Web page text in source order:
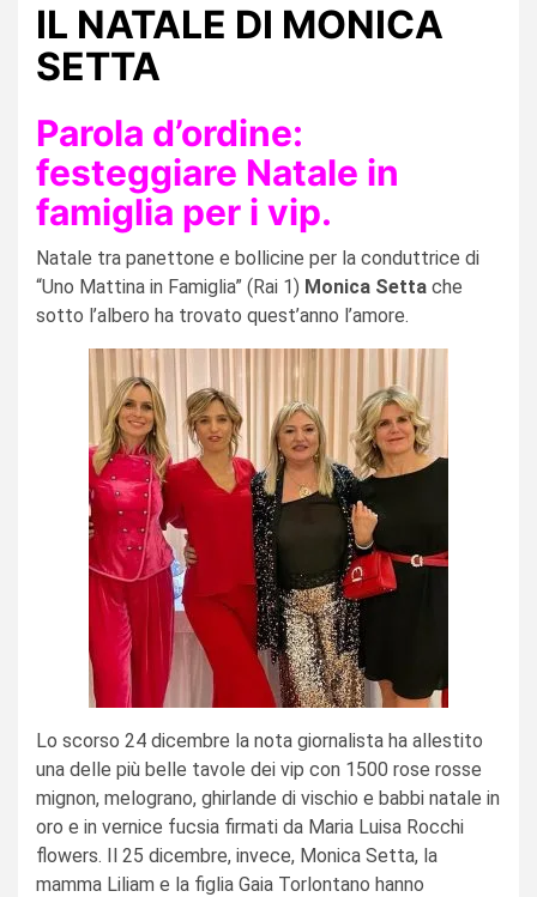
IL NATALE DI MONICA
SETTA
Parola d’ordine:
festeggiare Natale in
famiglia per i vip.
Natale tra panettone e bollicine per la conduttrice di
“Uno Mattina in Famiglia” (Rai 1) Monica Setta che
sotto l’albero ha trovato quest’anno l’amore.
Lo scorso 24 dicembre la nota giornalista ha allestito
una delle più belle tavole dei vip con 1500 rose rosse
mignon, melograno, ghirlande di vischio e babbi natale in
oro e in vernice fucsia firmati da Maria Luisa Rocchi
flowers. Il 25 dicembre, invece, Monica Setta, la
mamma Liliam e la figlia Gaia Torlontano hanno